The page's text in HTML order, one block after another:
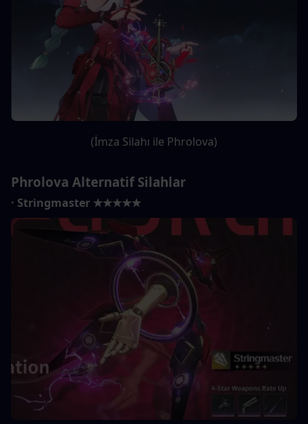
(İmza Silahı ile Phrolova)
Phrolova Alternatif Silahlar
· Stringmaster ★★★★★